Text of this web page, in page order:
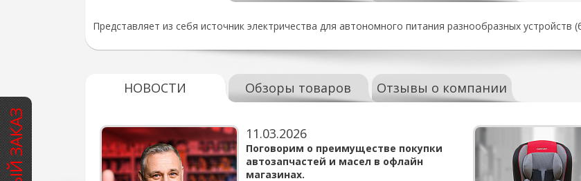
Представляет из себя источник электричества для автономного питания разнообразных устройств
НОВОСТИ Обзоры товаров Отзывы о компании
для
11.03.2026
Поговорим о преимуществе покупки
автозапчастей и масел в офлайн
магазинах.